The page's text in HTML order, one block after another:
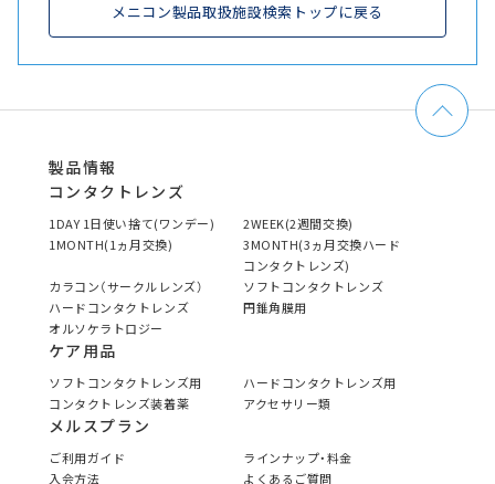
メニコン製品取扱施設検索トップに戻る
製品情報
コンタクトレンズ
1DAY 1日使い捨て(ワンデー)
2WEEK(2週間交換)
1MONTH(1ヵ月交換)
3MONTH(3ヵ月交換ハード
コンタクトレンズ)
カラコン（サークルレンズ）
ソフトコンタクトレンズ
ハードコンタクトレンズ
円錐角膜用
オルソケラトロジー
ケア用品
ソフトコンタクトレンズ用
ハードコンタクトレンズ用
コンタクトレンズ装着薬
アクセサリー類
メルスプラン
ご利用ガイド
ラインナップ・料金
入会方法
よくあるご質問